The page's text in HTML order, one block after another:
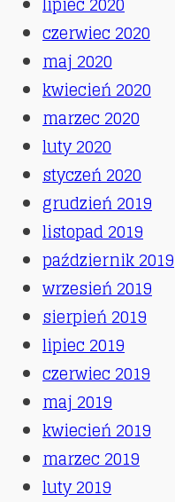
czerwiec 2020
maj 2020
kwiecień 2020
marzec 2020
luty 2020
styczeń 2020
grudzień 2019
listopad 2019
październik 2019
wrzesień 2019
sierpień 2019
lipiec 2019
czerwiec 2019
maj 2019
kwiecień 2019
marzec 2019
luty 2019